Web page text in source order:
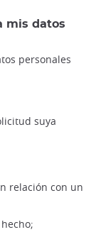
mis datos
personales
suya
relación con un